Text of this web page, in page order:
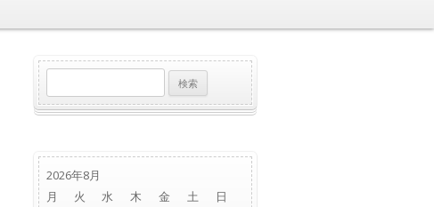
索:
2026年8月
月
火 水 木 金 土
日